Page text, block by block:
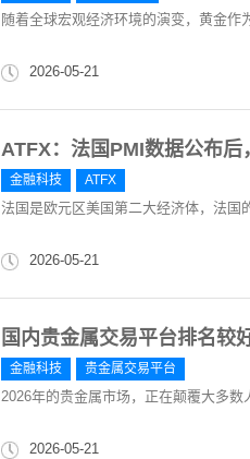
随着全球宏观经济环境的演变，黄金作
2026-05-21
ATFX：法国PMI数据公布
金融科技 ATFX
法国是欧元区美国第二大经济体，法国
2026-05-21
国内贵金属交易平台排名较
金融科技 贵金属交易平台
2026年的贵金属市场，正在颠覆大多数
2026-05-21